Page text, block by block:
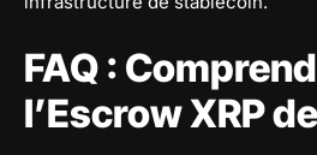
FAQ :
l’Escrow XRP